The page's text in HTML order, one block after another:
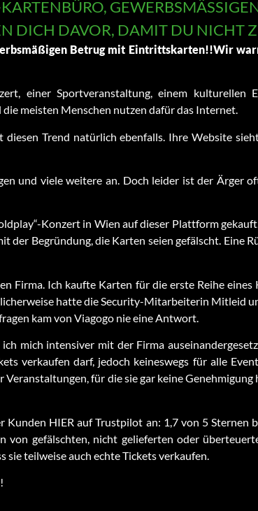
GEWERBSMÄSSIGEN
DICH DAVOR, DAMIT DU NICHT
Betrug mit Eintrittskarten!!Wir
einer Sportveranstaltung, einem kulturellen
meisten Menschen nutzen dafür das Internet.
Trend natürlich ebenfalls. Ihre Website
und viele weitere an. Doch leider ist der Ärger
Konzert in Wien auf dieser Plattform
der Begründung, die Karten seien gefälscht. Eine
Firma. Ich kaufte Karten für die erste Reihe
hatte die Security-Mitarbeiterin Mitleid
kam von Viagogo nie eine Antwort.
mich intensiver mit der Firma
verkaufen darf, jedoch keineswegs für alle
für die sie gar keine
HIER auf Trustpilot an: 1,7 von 5 Sternen
von gefälschten, nicht gelieferten oder
teilweise auch echte Tickets verkaufen.